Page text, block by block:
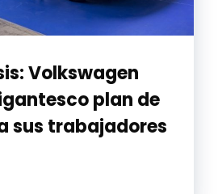
Volkswagen
plan de
sus trabajadores